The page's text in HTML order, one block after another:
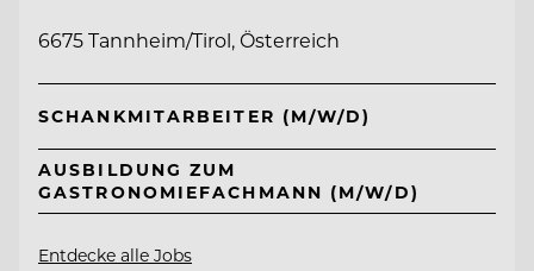
6675 Tannheim/Tirol, Österreich
SCHANKMITARBEITER (M/W/D)
AUSBILDUNG ZUM
GASTRONOMIEFACHMANN (M/W/D)
Entdecke alle Jobs